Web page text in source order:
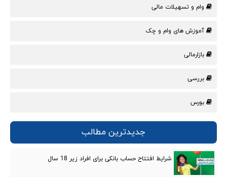
وام و تسهیلات مالی
آموزش های وام و چک
بازارمالی
بررسی
بورس
جدیدترین مطالب
شرایط افتتاح حساب بانکی برای افراد زیر 18 سال